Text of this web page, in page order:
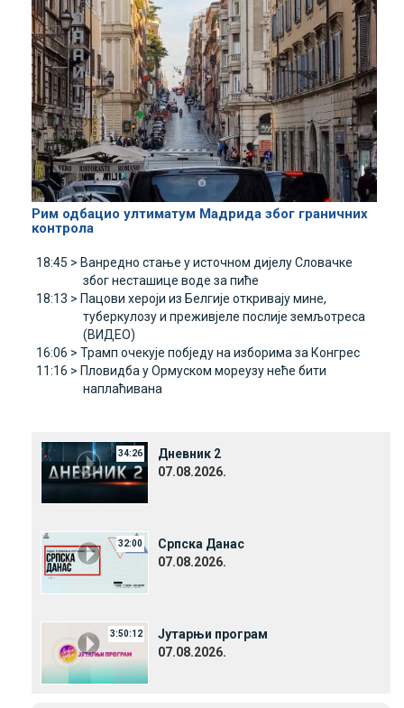
Рим одбацио ултиматум Mадрида због граничних
контрола
18:45 > Ванредно стање у источном дијелу Словачке
због несташице воде за пиће
18:13 > Пацови хероји из Белгије откривају мине,
туберкулозу и преживјеле послије земљотреса
(ВИДЕО)
16:06 > Трамп очекује побједу на изборима за Конгрес
11:16 > Пловидба у Ормуском мореузу неће бити
наплаћивана
34:26
Дневник 2
07.08.2026.
32:00
Српска Данас
07.08.2026.
3:50:12
Јутарњи програм
07.08.2026.